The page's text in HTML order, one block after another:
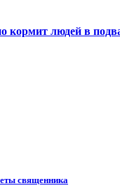
кормит людей в
священника